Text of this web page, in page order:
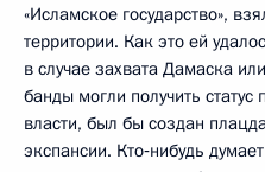
«Исламское государство»,
территории. Как это ей
в случае захвата Дамаска
банды могли получить
власти, был бы создан
экспансии. Кто‑нибудь